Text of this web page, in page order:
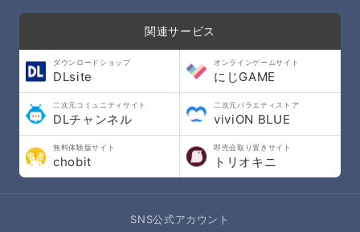
関連サービス
ダウンロードショップ
DLsite
オンラインゲームサイト
にじGAME
二次元コミュニティサイト
DLチャンネル
二次元バラエティストア
viviON BLUE
無料体験版サイト
chobit
即売会取り置きサイト
トリオキニ
SNS公式アカウント